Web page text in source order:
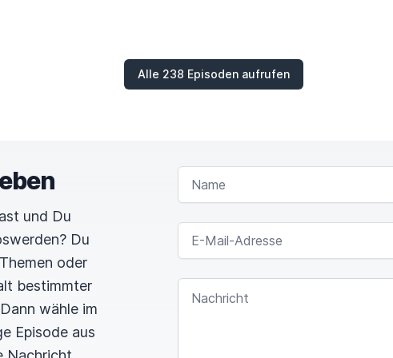
Balatro auf dem Handy, ja. Vampire Survivors im
was nur 3 Euro kostet.
Deswegen werden wir da
tun haben. Aber das ist auch ein sehr schönes Hirn so
Alle 238 Episoden aufrufen
und Du
Du
oder
bestimmter
wähle im
Episode aus
NAME
E-MAIL-ADRESSE
NACHRICHT